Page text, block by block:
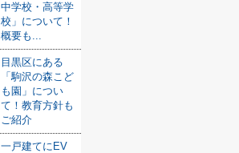
中学校・高等学
校」について！
概要も...
目黒区にある
「駒沢の森こど
も園」につい
て！教育方針も
ご紹介
一戸建てにEV